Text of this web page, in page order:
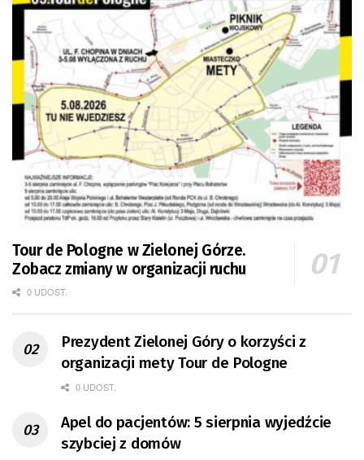
Tour de Pologne w Zielonej Górze.
Zobacz zmiany w organizacji ruchu
0 UDOST.
Prezydent Zielonej Góry o korzyści z
organizacji mety Tour de Pologne
0 UDOST.
Apel do pacjentów: 5 sierpnia wyjedźcie
szybciej z domów